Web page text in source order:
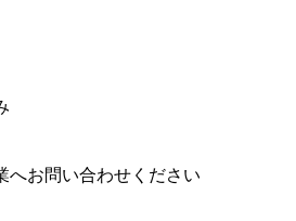
へお問い合わせください